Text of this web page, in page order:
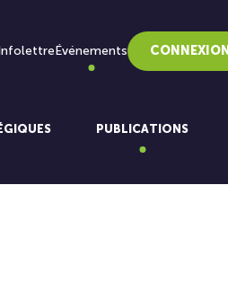
Événements CONNEXION
PUBLICATIONS